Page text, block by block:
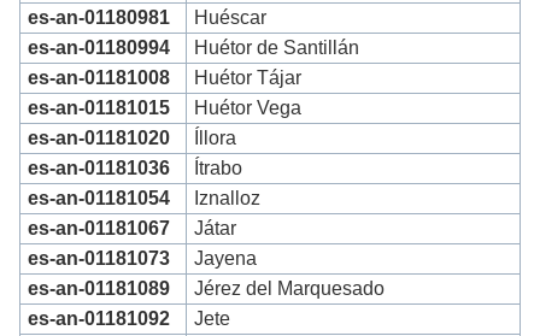
es-an-01180981
Huéscar
es-an-01180994
Huétor de Santillán
es-an-01181008
Huétor Tájar
es-an-01181015
Huétor Vega
es-an-01181020
Íllora
es-an-01181036
Ítrabo
es-an-01181054
Iznalloz
es-an-01181067
Játar
es-an-01181073
Jayena
es-an-01181089
Jérez del Marquesado
es-an-01181092
Jete